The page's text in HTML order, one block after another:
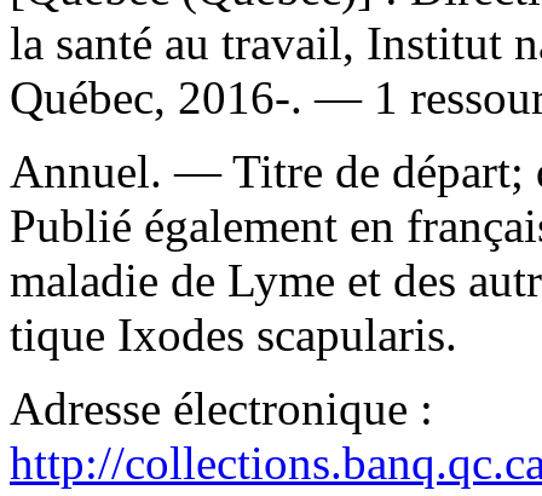
la santé au travail, Institut
Québec, 2016-. — 1
Annuel. — Titre de départ;
Publié également en
maladie de Lyme et des
tique Ixodes scapularis.
Adresse électronique :
http://